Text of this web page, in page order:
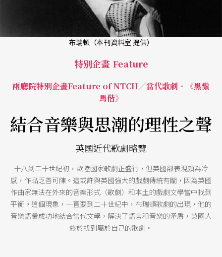
布瑞頓（本刊資料室 提供）
特別企畫 Feature
兩廳院特別企畫Feature of NTCH／當代歌劇．《黑鬚
馬偕》
結合音樂與思潮的理性之聲
英國近代歌劇略覽
十八到二十世紀初，歐陸國家歌劇正盛行，但英國卻表現頗為冷
感，作品乏善可陳。這或許與英國強大的戲劇傳統有關，因為英國
作曲家無法在外來的音樂形式（歌劇）和本土的戲劇文學當中找到
平衡。這個現象，一直要到二十世紀中，布瑞頓歌劇的出現，他的
音樂語彙成功地結合當代文學，解決了語言和音樂的矛盾，英國人
終於找到屬於自己的歌劇。